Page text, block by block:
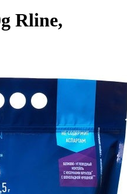
Rline,